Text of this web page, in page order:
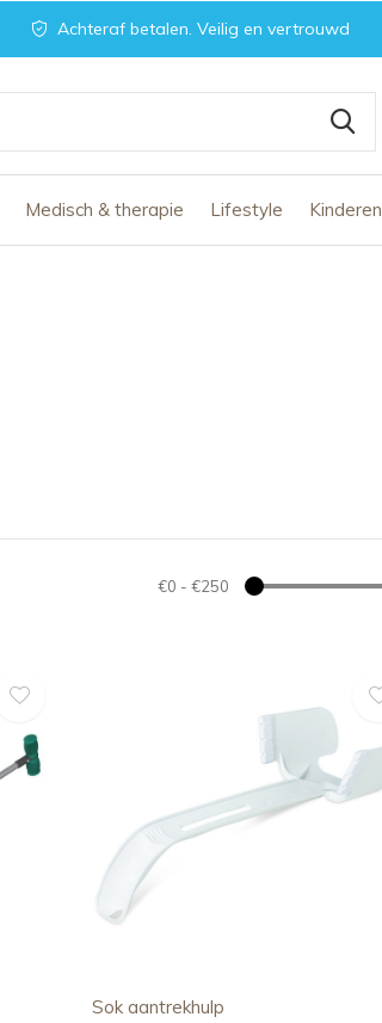
Medisch & therapie Lifestyle Kinderen
Achteraf betalen. Veilig en vertrouwd
€0 - €250
Sok aantrekhulp